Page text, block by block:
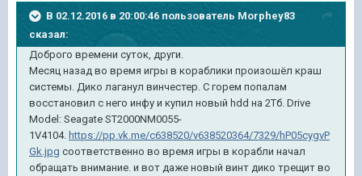
В 02.12.2016 в 20:00:46 пользователь Morphey83
сказал:
Доброго времени суток, други.
Месяц назад во время игры в кораблики произошёл краш
системы. Дико лаганул винчестер. С горем попалам
восстановил с него инфу и купил новый hdd на 2Тб. Drive
Model: Seagate ST2000NM0055-
1V4104. https://pp.vk.me/c638520/v638520364/7329/hP05cygvP
Gk.jpg соответственно во время игры в корабли начал
обращать внимание. и вот даже новый винт дико трещит во